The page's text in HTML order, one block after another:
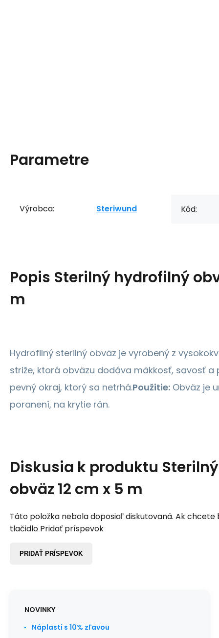
Parametre
Výrobca: Steriwund Kód:
Popis Sterilný hydrofilný
m
Hydrofilný sterilný obväz je vyrobený z
striže, ktorá obväzu dodáva mäkkosť, savosť a
pevný okraj, ktorý sa netrhá.Použitie: Obväz je
poranení, na krytie rán.
Diskusia k produktu
obväz 12 cm x 5 m
Táto položka nebola doposiaľ diskutovaná. Ak chcete
tlačidlo Pridať príspevok
PRIDAŤ PRÍSPEVOK
NOVINKY
Náplasti s 10% zľavou